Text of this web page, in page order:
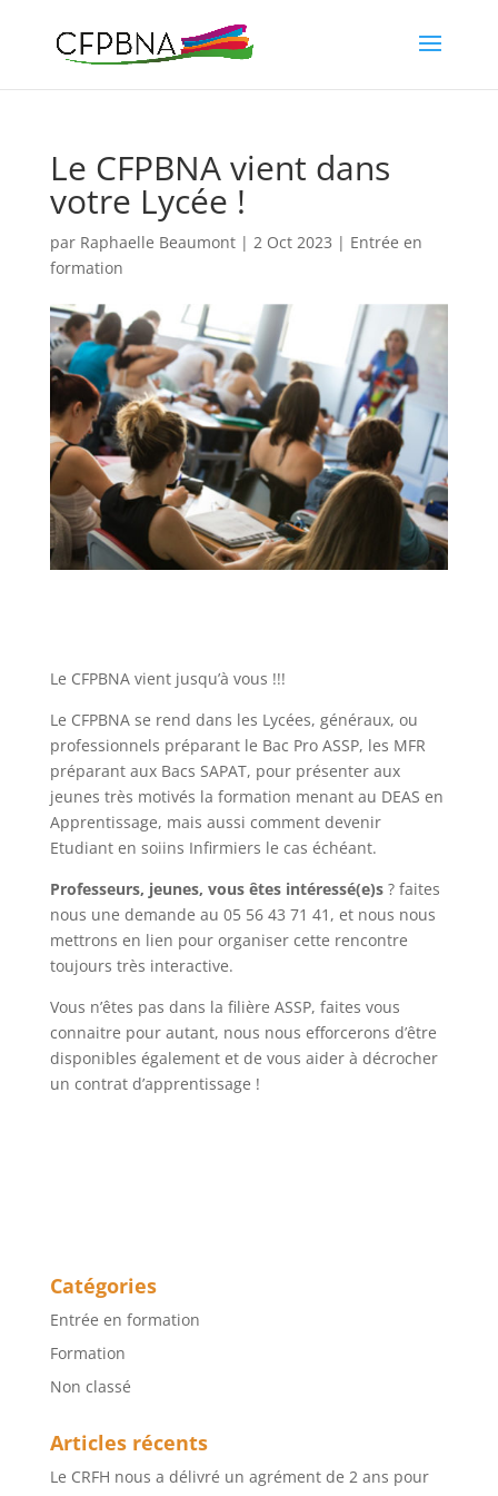
Le CFPBNA vient dans
votre Lycée !
par Raphaelle Beaumont| 2 Oct 2023 | Entrée en
formation
Le CFPBNA vient jusqu’à vous !!!
Le CFPBNA se rend dans les Lycées, généraux, ou
professionnels préparant le Bac Pro ASSP, les MFR
préparant aux Bacs SAPAT, pour présenter aux
jeunes très motivés la formation menant au DEAS en
Apprentissage, mais aussi comment devenir
Etudiant en soiins Infirmiers le cas échéant.
Professeurs, jeunes, vous êtes intéressé(e)s? faites
nous une demande au 05 56 43 71 41, et nous nous
mettrons en lien pour organiser cette rencontre
toujours très interactive.
Vous n’êtes pas dans la filière ASSP, faites vous
connaitre pour autant, nous nous efforcerons d’être
disponibles également et de vous aider à décrocher
un contrat d’apprentissage !
Catégories
Entrée en formation
Formation
Non classé
Articles récents
Le CRFH nous a délivré un agrément de 2 ans pour